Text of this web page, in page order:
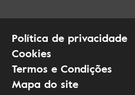
Política de privacidade
Cookies
Termos e Condições
Mapa do site